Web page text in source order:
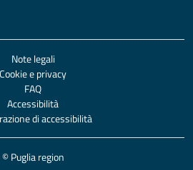
Note legali
Cookie e privacy
FAQ
Accessibilità
di accessibilità
© Puglia region